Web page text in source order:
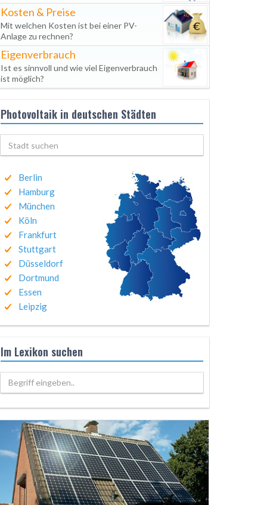
Kosten & Preise
Mit welchen Kosten ist bei einer PV-
Anlage zu rechnen?
Eigenverbrauch
Ist es sinnvoll und wie viel Eigenverbrauch
ist möglich?
Photovoltaik in deutschen Städten
Berlin
Hamburg
München
Köln
Frankfurt
Stuttgart
Düsseldorf
Dortmund
Essen
Leipzig
Im Lexikon suchen
Begriff eingeben..